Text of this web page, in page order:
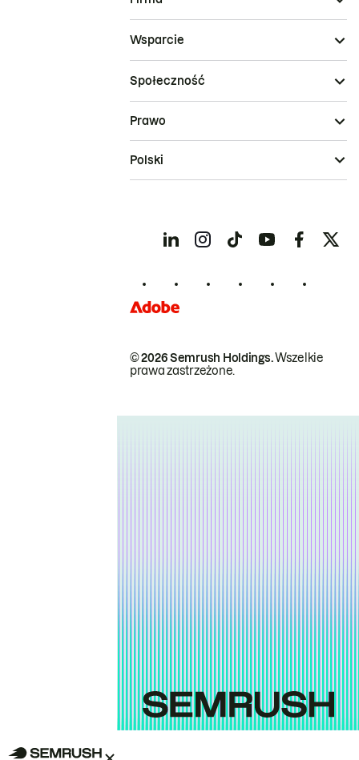
Wsparcie
Społeczność
© 2026 Semrush Holdings.Wszelkie
prawa zastrzeżone.
Prawo
Polski